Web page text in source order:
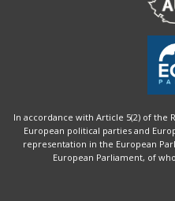
In accordance with Article 5(2) of the
European political parties and
representation in the European
European Parliament, of